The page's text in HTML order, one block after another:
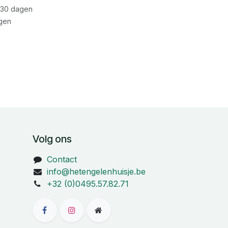
dagen
Volg ons
Contact
info@hetengelenhuisje.be
+32 (0)0495.57.82.71